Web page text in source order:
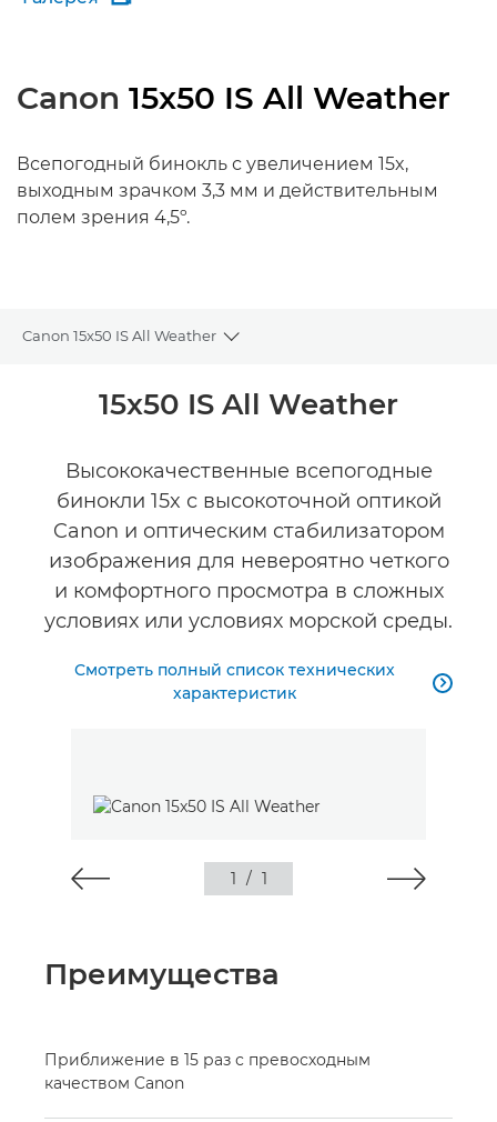
Canon 15x50 IS All Weather
Всепогодный бинокль с увеличением 15x,
выходным зрачком 3,3 мм и действительным
полем зрения 4,5º.
Canon 15x50 IS All Weather
Toggle breadcrumbs
Общая информация
15x50 IS All Weather
Высококачественные всепогодные
бинокли 15x с высокоточной оптикой
Canon и оптическим стабилизатором
изображения для невероятно четкого
и комфортного просмотра в сложных
условиях или условиях морской среды.
Смотреть полный список технических
характеристик

1 / 1
Преимущества
Приближение в 15 раз с превосходным
качеством Canon